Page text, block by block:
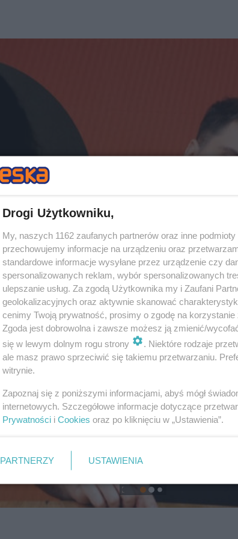
Drogi Użytkowniku,
My, naszych 1162 zaufanych partnerów oraz inne
przechowujemy informacje na urządzeniu oraz
standardowe informacje wysyłane przez urządzenie czy
spersonalizowanych reklam, wybór spersonalizowanych
ulepszanie usług. Za zgodą Użytkownika my i Zaufani
geolokalizacyjnych oraz aktywnie skanować
cenimy Twoją prywatność, prosimy o zgodę na
Zgoda jest dobrowolna i zawsze możesz ją zmienić/
się w lewym dolnym rogu strony
. Niektóre rodzaje
ale masz prawo sprzeciwić się takiemu przetwarzaniu.
witrynie.
Zapoznaj się z poniższymi informacjami, abyś mógł
internetowych. Szczegółowe informacje dotyczące
Prywatności i Cookies oraz po kliknięciu w „Ustawienia”.
PARTNERZY USTAWIENIA